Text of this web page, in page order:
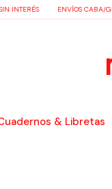
INTERÉS ENVÍOS CABA/
& Libretas